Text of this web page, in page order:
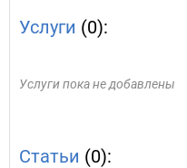
Услуги (0):
Услуги пока не добавлены
Статьи (0):